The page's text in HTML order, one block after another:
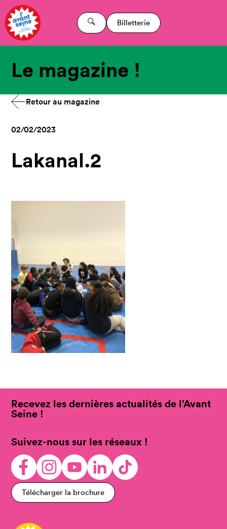
Billetterie
Le magazine !
Retour au magazine
02/02/2023
Lakanal.2
Recevez les dernières actualités de l’Avant
Seine !
Suivez-nous sur les réseaux !
Télécharger la brochure